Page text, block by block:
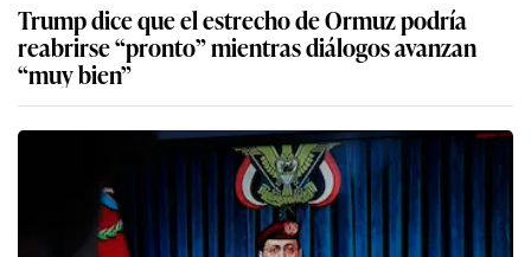
Trump dice que el estrecho de Ormuz podría
reabrirse “pronto” mientras diálogos avanzan
“muy bien”